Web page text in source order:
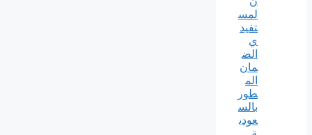
لمس
تفيد
ي
الض
مان
الم
طور
بالس
عودي